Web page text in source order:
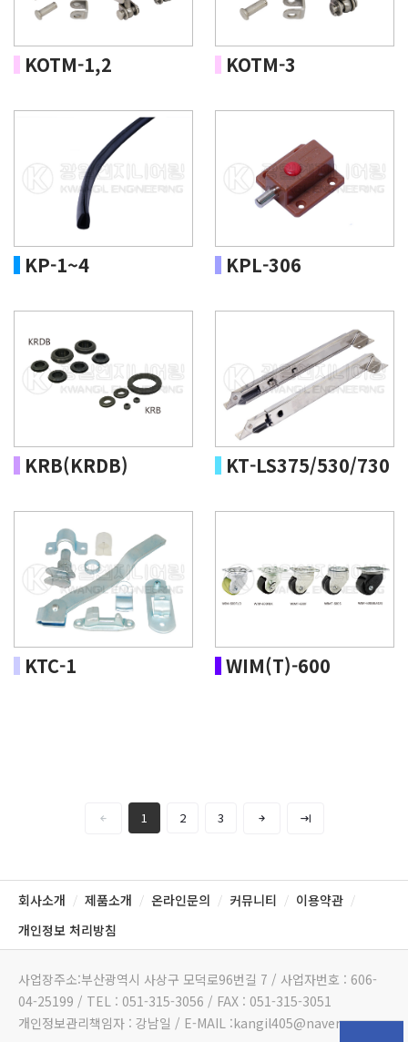
KOTM-1,2 KOTM-3
KP-1~4 KPL-306
KRB(KRDB) KT-LS375/530/730
KTC-1 WIM(T)-600
1 2 3
회사소개 / 제품소개 / 온라인문의 / 커뮤니티 / 이용약관 /
개인정보 처리방침
사업장주소:부산광역시 사상구 모덕로96번길 7 / 사업자번호 : 606-
04-25199 / TEL : 051-315-3056 / FAX : 051-315-3051
개인정보관리책임자 : 강남일 / E-MAIL :kangil405@naver.com